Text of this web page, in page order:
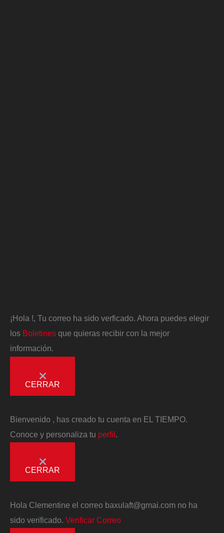
¡Hola !, Tu correo ha sido verficado. Ahora puedes elegir
los Boletines que quieras recibir con la mejor
información.
CERRAR
Bienvenido
, has creado tu cuenta en EL TIEMPO.
Conoce y personaliza tu perfil
CERRAR
Hola Clementine el correo baxulaft@gmai.com no ha
sido verificado. Verificar Correo